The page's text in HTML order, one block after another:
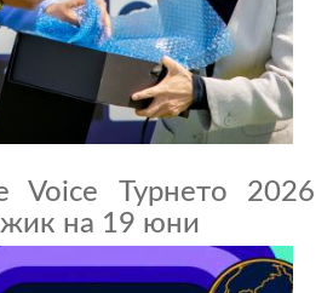
Voice Турнето 2026
на 19 юни